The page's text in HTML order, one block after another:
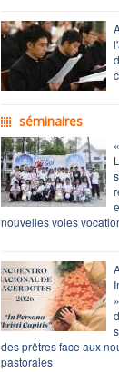
séminaires
nouvelles voies
des prêtres face aux
pastorales